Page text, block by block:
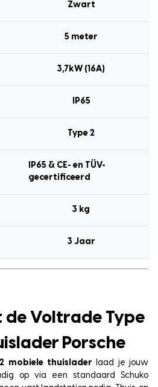
Zwart
5 meter
3,7kW (16A)
IP65
Type 2
IP65 & CE- en TÜV-
gecertificeerd
3 kg
3 Jaar
de Voltrade Type
Porsche
mobiele thuisladerlaad je jouw
op via een standaard Schuko